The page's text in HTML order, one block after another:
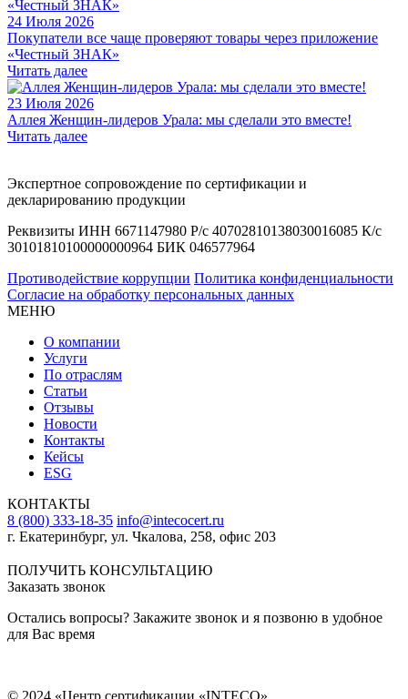
24 Июля 2026
Покупатели все чаще проверяют товары через приложение
«Честный ЗНАК»
Читать далее
23 Июля 2026
Аллея Женщин-лидеров Урала: мы сделали это вместе!
Читать далее
Экспертное сопровождение по сертификации и
декларированию продукции
Реквизиты ИНН 6671147980 Р/с 40702810138030016085 К/с
30101810100000000964 БИК 046577964
Противодействие коррупции Политика конфиденциальности
Согласие на обработку персональных данных
МЕНЮ
О компании
Услуги
По отраслям
Статьи
Отзывы
Новости
Контакты
Кейсы
ESG
КОНТАКТЫ
8 (800) 333-18-35 info@intecocert.ru
г. Екатеринбург, ул. Чкалова, 258, офис 203
ПОЛУЧИТЬ КОНСУЛЬТАЦИЮ
Заказать звонок
Остались вопросы? Закажите звонок и я позвоню в удобное
для Вас время